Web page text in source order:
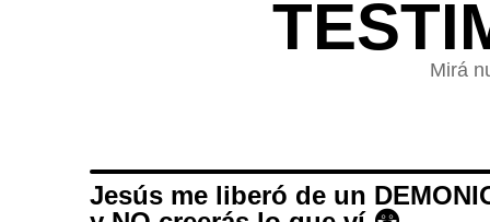
Mirá
Jesús me liberó de un